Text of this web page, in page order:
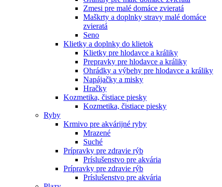
Zmesi pre malé domáce zvieratá
Maškrty a doplnky stravy malé domáce
zvieratá
Seno
Klietky a doplnky do klietok
Klietky pre hlodavce a králiky
Prepravky pre hlodavce a králiky
Ohrádky a výbehy pre hlodavce a králiky
Napájačky a misky
Hračky
Kozmetika, čistiace piesky
Kozmetika, čistiace piesky
Ryby
Krmivo pre akvárijné ryby
Mrazené
Suché
Prípravky pre zdravie rýb
Príslušenstvo pre akvária
Prípravky pre zdravie rýb
Príslušenstvo pre akvária